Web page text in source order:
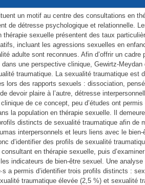
un motif au centre des consultations en
de détresse psychologique et relationnelle.
thérapie sexuelle présentent des taux
incluant les agressions sexuelles en
adulte sont reconnues. Afin d’offrir un cadre
une perspective clinique, Gewirtz-Meydan
traumatique. La sexualité traumatique est
lors des rapports sexuels : dissociation,
devoir plaire à l’autre, détresse
de ce concept, peu d’études ont permis
la population en thérapie sexuelle. Il
distincts de sexualité traumatique afin de
interpersonnels et leurs liens avec le bien-
d’identifier des profils de sexualité
consultant en thérapie sexuelle, puis
indicateurs de bien-être sexuel. Une
a permis d’identifier trois profils distincts :
traumatique élevée (2,5 %) et sexualité